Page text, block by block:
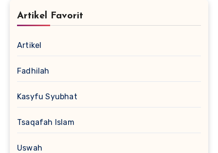
Artikel Favorit
Artikel
Fadhilah
Kasyfu Syubhat
Tsaqafah Islam
Uswah